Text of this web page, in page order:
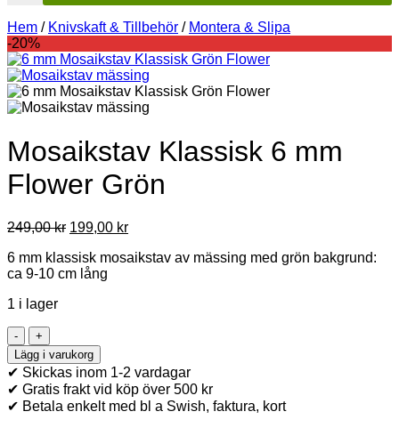
Hem / Knivskaft & Tillbehör / Montera & Slipa
-20%
Mosaikstav Klassisk 6 mm
Flower Grön
249,00kr Original
was:
249,00 kr.
199,00 krCurrent
is:
6 mm klassisk mosaikstav av mässing med grön bakgrund:
ca 9-10 cm lång
1 i lager
Mosaikstav
Klassisk
6
mm
Flower
Grön
Lägg i varukorg
✔ Skickas inom 1-2 vardagar
✔ Gratis frakt vid köp över 500 kr
✔ Betala enkelt med bl a Swish, faktura, kort